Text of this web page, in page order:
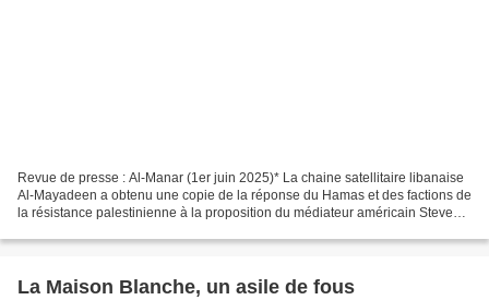
Revue de presse : Al-Manar (1er juin 2025)* La chaine satellitaire libanaise
Al-Mayadeen a obtenu une copie de la réponse du Hamas et des factions de
la résistance palestinienne à la proposition du médiateur américain Steve
La Maison Blanche, un asile de fous